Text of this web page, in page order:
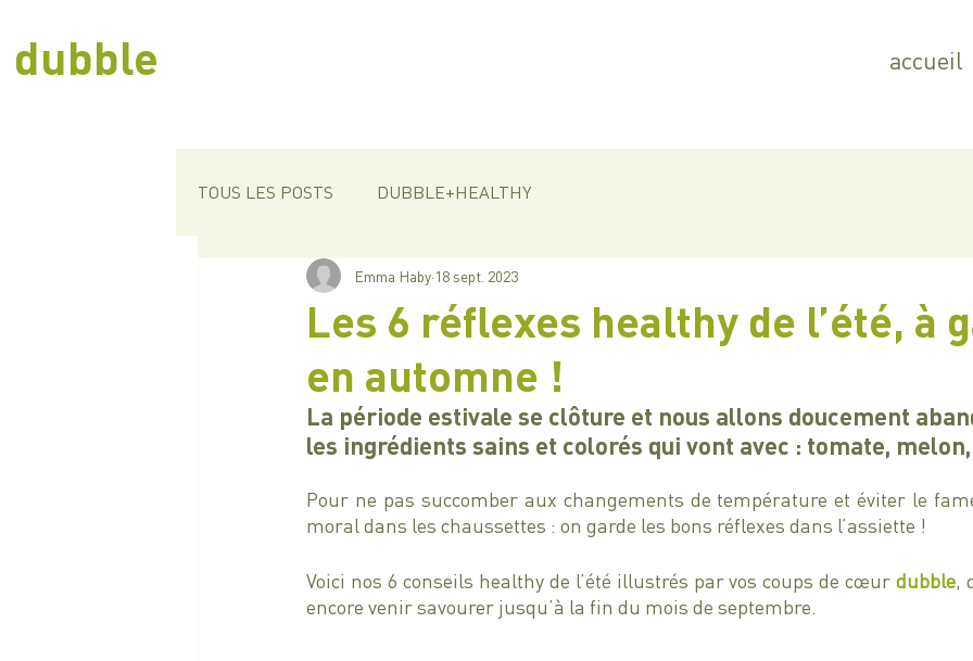
accueil
dubble
TOUS LES POSTS DUBBLE+HEALTHY
Les 6 réflexes healthy de l’été, à
en automne !
Emma Haby 18 sept. 2023
La période estivale se clôture et nous allons doucement
les ingrédients sains et colorés qui vont avec : tomate,
Pour ne pas succomber aux changements de température et éviter le
moral dans les chaussettes : on garde les bons réflexes dans l’assiette !
Voici nos 6 conseils healthy de l’été illustrés par vos coups de cœur dubble,
encore venir savourer jusqu’à la fin du mois de septembre.